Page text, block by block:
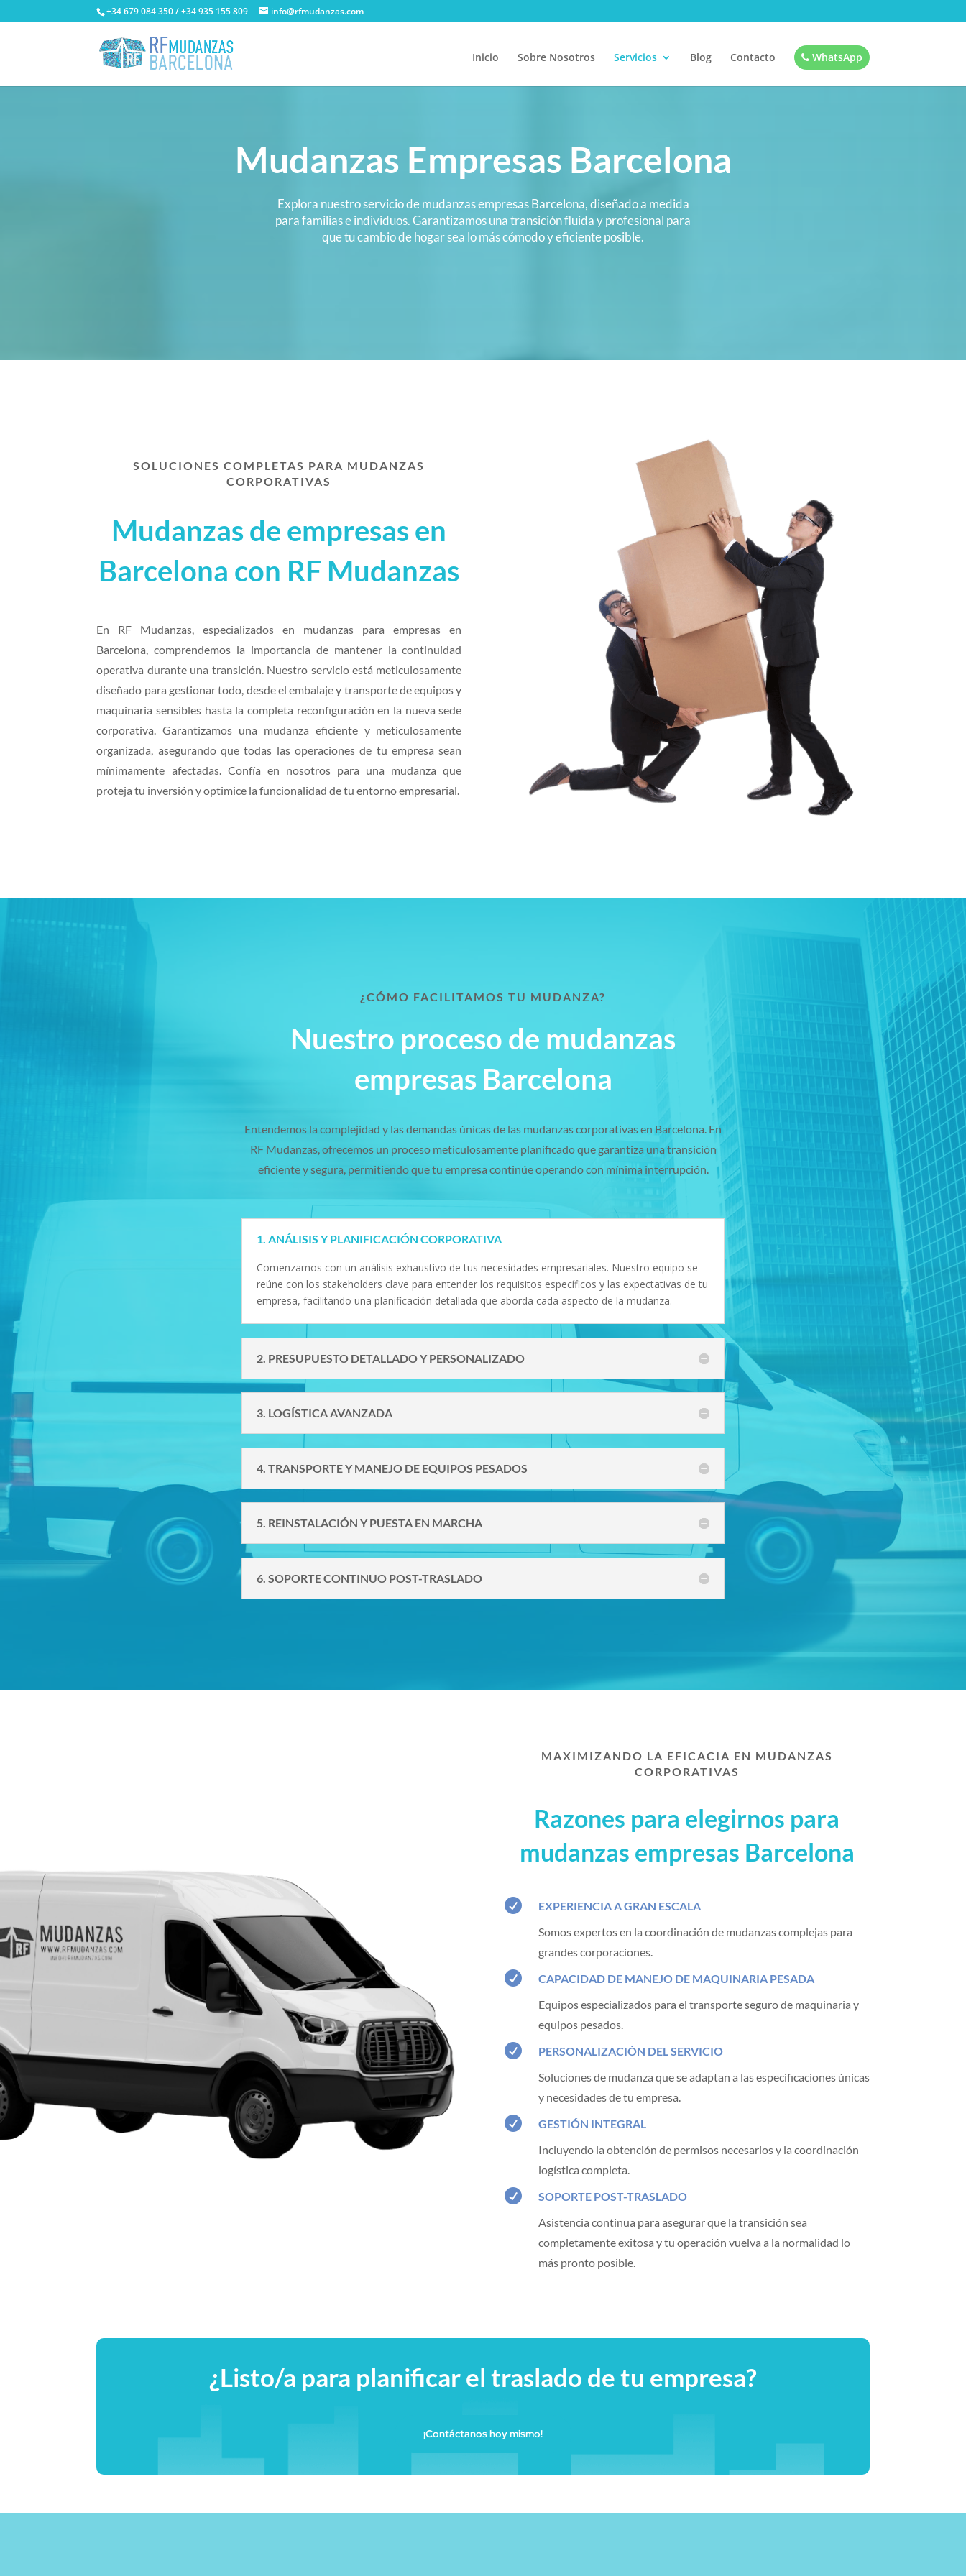
+34 679 084 350 / +34 935 155 809 info@rfmudanzas.com
Inicio Sobre Nosotros Servicios Blog Contacto WhatsApp
Mudanzas Empresas Barcelona
Explora nuestro servicio de mudanzas empresas Barcelona, diseñado a medida
para familias e individuos. Garantizamos una transición fluida y profesional para
que tu cambio de hogar sea lo más cómodo y eficiente posible.
SOLUCIONES COMPLETAS PARA MUDANZAS
CORPORATIVAS
Mudanzas de empresas en
Barcelona con RF Mudanzas
En RF Mudanzas, especializados en mudanzas para empresas en
Barcelona, comprendemos la importancia de mantener la continuidad
operativa durante una transición. Nuestro servicio está meticulosamente
diseñado para gestionar todo, desde el embalaje y transporte de equipos y
maquinaria sensibles hasta la completa reconfiguración en la nueva sede
corporativa. Garantizamos una mudanza eficiente y meticulosamente
organizada, asegurando que todas las operaciones de tu empresa sean
mínimamente afectadas. Confía en nosotros para una mudanza que
proteja tu inversión y optimice la funcionalidad de tu entorno empresarial.
¿CÓMO FACILITAMOS TU MUDANZA?
Nuestro proceso de mudanzas
empresas Barcelona
Entendemos la complejidad y las demandas únicas de las mudanzas corporativas en Barcelona. En
RF Mudanzas, ofrecemos un proceso meticulosamente planificado que garantiza una transición
eficiente y segura, permitiendo que tu empresa continúe operando con mínima interrupción.
1. ANÁLISIS Y PLANIFICACIÓN CORPORATIVA
Comenzamos con un análisis exhaustivo de tus necesidades empresariales. Nuestro equipo se
reúne con los stakeholders clave para entender los requisitos específicos y las expectativas de tu
empresa, facilitando una planificación detallada que aborda cada aspecto de la mudanza.
2. PRESUPUESTO DETALLADO Y PERSONALIZADO
3. LOGÍSTICA AVANZADA
4. TRANSPORTE Y MANEJO DE EQUIPOS PESADOS
5. REINSTALACIÓN Y PUESTA EN MARCHA
6. SOPORTE CONTINUO POST-TRASLADO
MAXIMIZANDO LA EFICACIA EN MUDANZAS
CORPORATIVAS
Razones para elegirnos para
mudanzas empresas Barcelona

EXPERIENCIA A GRAN ESCALA
Somos expertos en la coordinación de mudanzas complejas para
grandes corporaciones.

CAPACIDAD DE MANEJO DE MAQUINARIA PESADA
Equipos especializados para el transporte seguro de maquinaria y
equipos pesados.

PERSONALIZACIÓN DEL SERVICIO
Soluciones de mudanza que se adaptan a las especificaciones únicas
y necesidades de tu empresa.

GESTIÓN INTEGRAL
Incluyendo la obtención de permisos necesarios y la coordinación
logística completa.

SOPORTE POST-TRASLADO
Asistencia continua para asegurar que la transición sea
completamente exitosa y tu operación vuelva a la normalidad lo
más pronto posible.
¿Listo/a para planificar el traslado de tu empresa?
¡Contáctanos hoy mismo!